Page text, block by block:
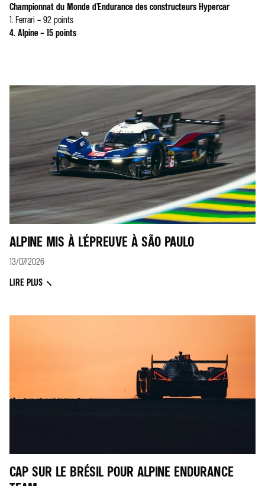
Championnat du Monde d’Endurance des constructeurs Hypercar
1. Ferrari – 92 points
4. Alpine – 15 points
ALPINE MIS À L'ÉPREUVE À SÃO PAULO
13/07/2026
LIRE PLUS
CAP SUR LE BRÉSIL POUR ALPINE ENDURANCE